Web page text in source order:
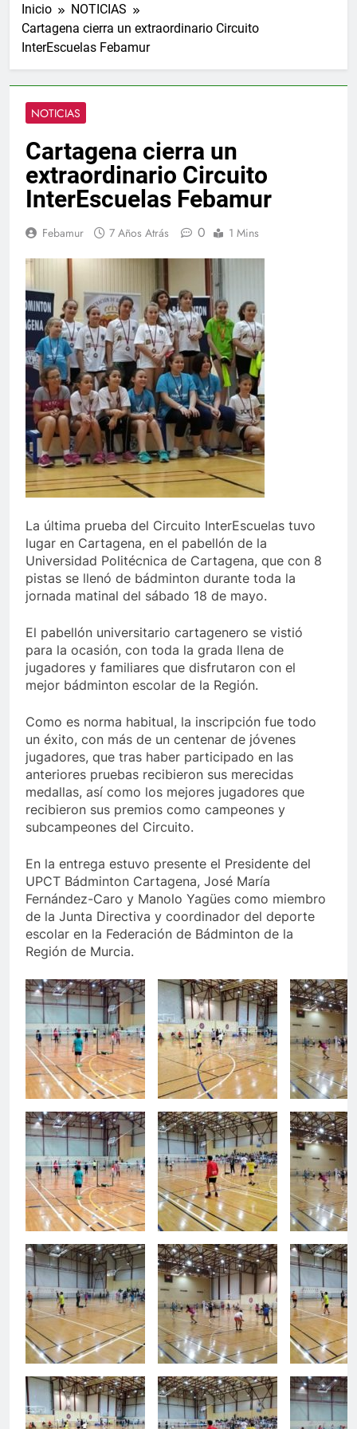
Inicio
NOTICIAS
Cartagena cierra un extraordinario Circuito
InterEscuelas Febamur
NOTICIAS
Cartagena cierra un
extraordinario Circuito
InterEscuelas Febamur
Febamur 7 Años Atrás 0 1 Mins
La última prueba del Circuito InterEscuelas tuvo
lugar en Cartagena, en el pabellón de la
Universidad Politécnica de Cartagena, que con 8
pistas se llenó de bádminton durante toda la
jornada matinal del sábado 18 de mayo.
El pabellón universitario cartagenero se vistió
para la ocasión, con toda la grada llena de
jugadores y familiares que disfrutaron con el
mejor bádminton escolar de la Región.
Como es norma habitual, la inscripción fue todo
un éxito, con más de un centenar de jóvenes
jugadores, que tras haber participado en las
anteriores pruebas recibieron sus merecidas
medallas, así como los mejores jugadores que
recibieron sus premios como campeones y
subcampeones del Circuito.
En la entrega estuvo presente el Presidente del
UPCT Bádminton Cartagena, José María
Fernández-Caro y Manolo Yagües como miembro
de la Junta Directiva y coordinador del deporte
escolar en la Federación de Bádminton de la
Región de Murcia.